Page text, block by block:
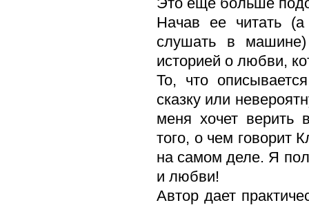
Начав ее читать (а
слушать в
историей о любви,
То, что
сказку или
меня хочет верить
того, о чем говорит
на самом деле. Я
и любви!
Автор дает